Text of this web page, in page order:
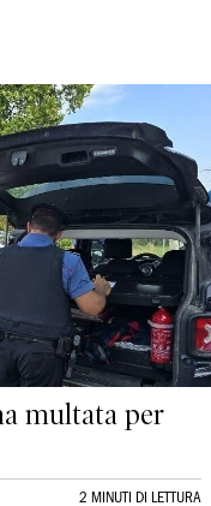
multata per
2 MINUTI DI LETTURA